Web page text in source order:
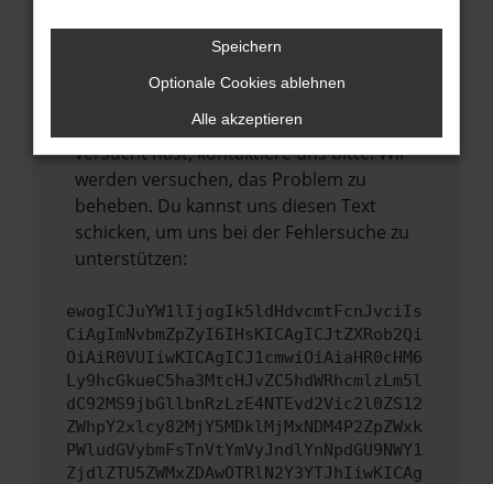
führen, dass bestimmte Funktionen nicht
Wende dich an den Webseitenbetreiber.
Wenn du alle oben genannten Schritte
versucht hast, kontaktiere uns bitte. Wir
werden versuchen, das Problem zu
beheben. Du kannst uns diesen Text
schicken, um uns bei der Fehlersuche zu
unterstützen:
ewogICJuYW1lIjogIk5ldHdvcmtFcnJvciIs
CiAgImNvbmZpZyI6IHsKICAgICJtZXRob2Qi
OiAiR0VUIiwKICAgICJ1cmwiOiAiaHR0cHM6
Ly9hcGkueC5ha3MtcHJvZC5hdWRhcmlzLm5l
dC92MS9jbGllbnRzLzE4NTEvd2Vic2l0ZS12
ZWhpY2xlcy82MjY5MDklMjMxNDM4P2ZpZWxk
PWludGVybmFsTnVtYmVyJndlYnNpdGU9NWY1
ZjdlZTU5ZWMxZDAwOTRlN2Y3YTJhIiwKICAg
Speichern
Optionale Cookies ablehnen
Alle akzeptieren